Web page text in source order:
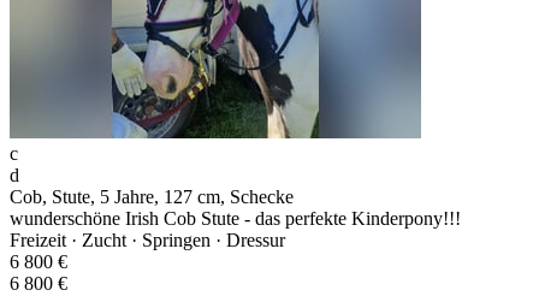
c
d
Cob, Stute, 5 Jahre, 127 cm, Schecke
wunderschöne Irish Cob Stute - das perfekte Kinderpony!!!
Freizeit · Zucht · Springen · Dressur
6 800 €
6 800 €